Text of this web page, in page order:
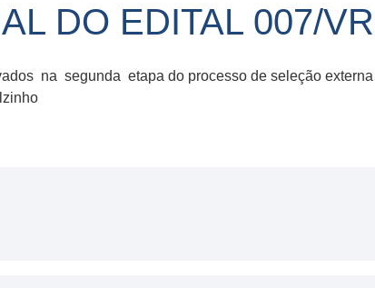
DO EDITAL 007/
na segunda etapa do processo de seleção